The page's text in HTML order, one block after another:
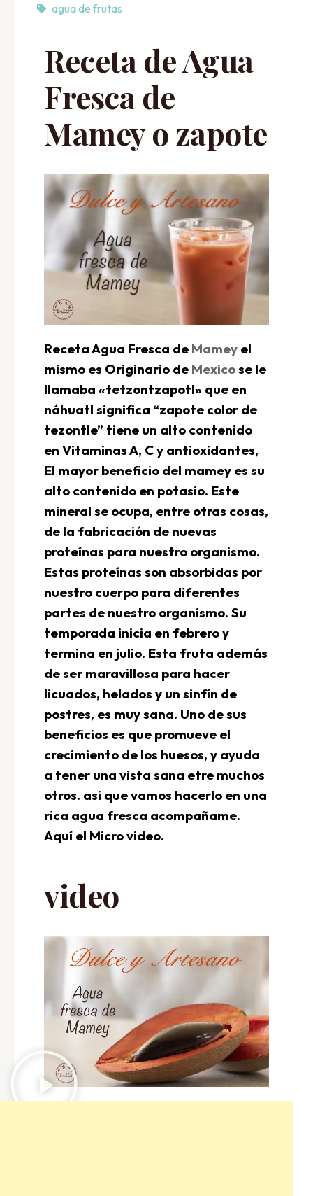
agua de frutas
Receta de Agua
Fresca de
Mamey o zapote
Receta Agua Fresca de Mamey el
mismo es Originario de Mexicose le
llamaba «tetzontzapotl» que en
náhuatl significa “zapote color de
tezontle” tiene un alto contenido
en Vitaminas A, C y antioxidantes,
El mayor beneficio del mamey es su
alto contenido en potasio. Este
mineral se ocupa, entre otras cosas,
de la fabricación de nuevas
proteínas para nuestro organismo.
Estas proteínas son absorbidas por
nuestro cuerpo para diferentes
partes de nuestro organismo. Su
temporada inicia en febrero y
termina en julio. Esta fruta además
de ser maravillosa para hacer
licuados, helados y un sinfín de
postres, es muy sana. Uno de sus
beneficios es que promueve el
crecimiento de los huesos, y ayuda
a tener una vista sana etre muchos
otros. asi que vamos hacerlo en una
rica agua fresca acompañame.
Aquí el Micro video.
video